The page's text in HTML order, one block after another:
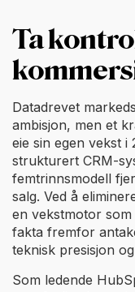
Ta
Datadrevet
ambisjon, men et
eie sin egen vekst
strukturert CRM-
femtrinnsmodell
salg. Ved å
en vekstmotor
fakta fremfor
teknisk presisjon
Som ledende